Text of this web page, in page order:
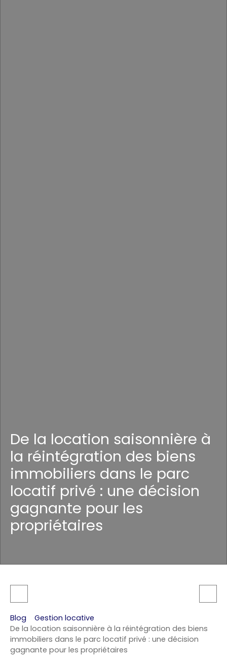
De la location saisonnière à
la réintégration des biens
immobiliers dans le parc
locatif privé : une décision
gagnante pour les
propriétaires
Blog
Gestion locative
De la location saisonnière à la réintégration des biens
immobiliers dans le parc locatif privé : une décision
gagnante pour les propriétaires